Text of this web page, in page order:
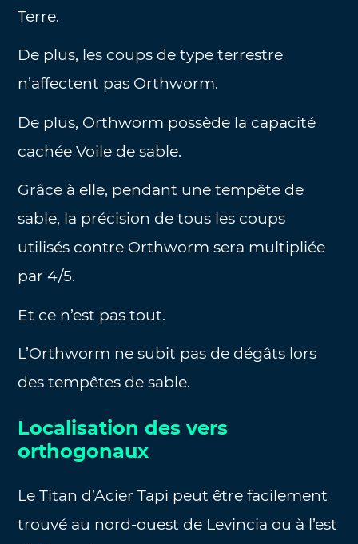
Terre.
De plus, les coups de type terrestre
n’affectent pas Orthworm.
De plus, Orthworm possède la capacité
cachée Voile de sable.
Grâce à elle, pendant une tempête de
sable, la précision de tous les coups
utilisés contre Orthworm sera multipliée
par 4/5.
Et ce n’est pas tout.
L’Orthworm ne subit pas de dégâts lors
des tempêtes de sable.
Localisation des vers
orthogonaux
Le Titan d’Acier Tapi peut être facilement
trouvé au nord-ouest de Levincia ou à l’est